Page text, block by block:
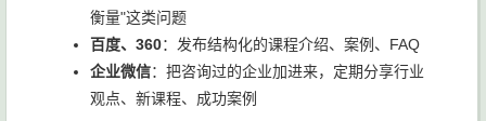
衡量"这类问题
百度、360：发布结构化的课程介绍、案例、FAQ
企业微信：把咨询过的企业加进来，定期分享行业
观点、新课程、成功案例